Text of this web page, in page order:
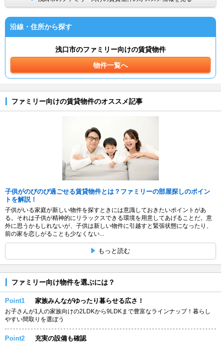
沿線・住所から探す
浅口市のファミリー向けの賃貸物件
物件一覧へ
ファミリー向けの賃貸物件のオススメ記事
子供がのびのび過ごせる賃貸物件とは？ファミリーの部屋探しのポイン
トを解説！
子供がいる家庭が新しい物件を探すときには意識しておきたいポイントがあ
る。それは子供が精神的にリラックスできる環境を用意してあげることだ。意
外に思うかもしれないが、子供は新しい物件に引越すと緊張状態になったり、
前の家を恋しがることも少なくない...
もっと読む
ファミリー向け物件を選ぶには？
Point1 家族みんながゆったり暮らせる広さ！
お子さんが1人の家族向けの2LDKから9LDKまで豊富なラインナップ！暮らし
やすい間取りを選ぼう
Point2 充実の設備も確認